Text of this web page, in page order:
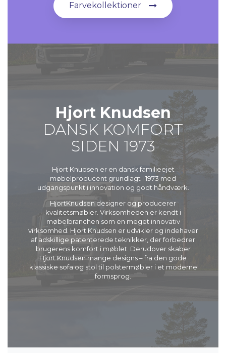
Farvekollektioner
Hjort Knudsen
DANSK KOMFORT
SIDEN 1973
Hjort Knudsen er en dansk familieejet
møbelproducent grundlagt i 1973 med
udgangspunkt i innovation og godt håndværk.
HjortKnudsen designer og producerer
kvalitetsmøbler. Virksomheden er kendt i
møbelbranchen som en meget innovativ
virksomhed. Hjort Knudsen er udvikler og indehaver
af adskillige patenterede teknikker, der forbedrer
brugerens komfort i møblet. Derudover skaber
Hjort Knudsen mange designs – fra den gode
klassiske sofa og stol til polstermøbler i et moderne
formsprog.